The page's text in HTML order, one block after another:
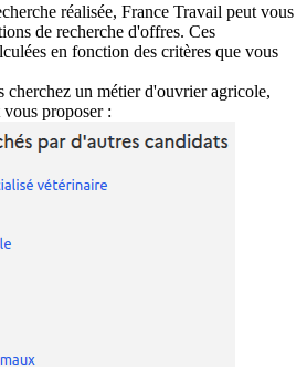
réalisée, France Travail peut vous
de recherche d'offres. Ces
en fonction des critères que vous
cherchez un métier d'ouvrier agricole,
proposer :